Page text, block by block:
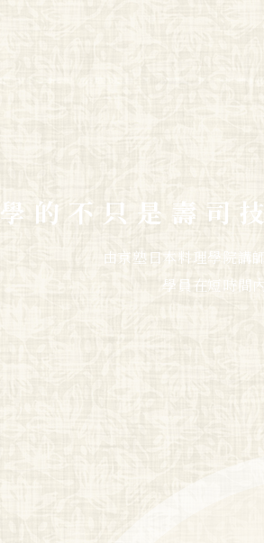
學的不只是壽司
由京塾日本料理學院講
學員在短時間